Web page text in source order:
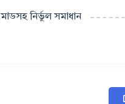
নির্ভুল সমাধান